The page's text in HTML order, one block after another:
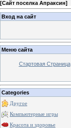
[Сайт поселка Апраксин]
Вход на сайт
Меню сайта
Стартовая Страница
Categories
Другое
Компьютерные игры
Красота и здоровье